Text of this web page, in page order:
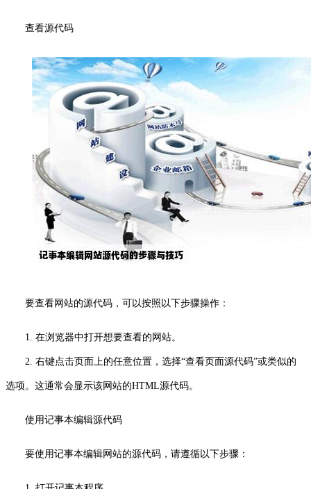
查看源代码
要查看网站的源代码，可以按照以下步骤操作：
1. 在浏览器中打开想要查看的网站。
2. 右键点击页面上的任意位置，选择“查看页面源代码”或类似的
选项。这通常会显示该网站的HTML源代码。
使用记事本编辑源代码
要使用记事本编辑网站的源代码，请遵循以下步骤：